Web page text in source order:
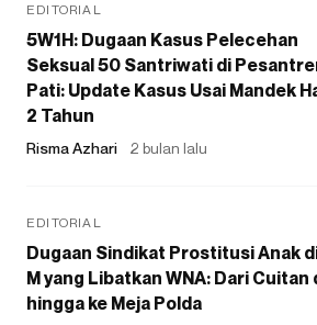
EDITORIAL
5W1H: Dugaan Kasus Pelecehan
Seksual 50 Santriwati di
Pati: Update Kasus Usai Mandek
2 Tahun
Risma Azhari 2 bulan lalu
EDITORIAL
Dugaan Sindikat Prostitusi Anak
M yang Libatkan WNA: Dari Cuitan
hingga ke Meja Polda